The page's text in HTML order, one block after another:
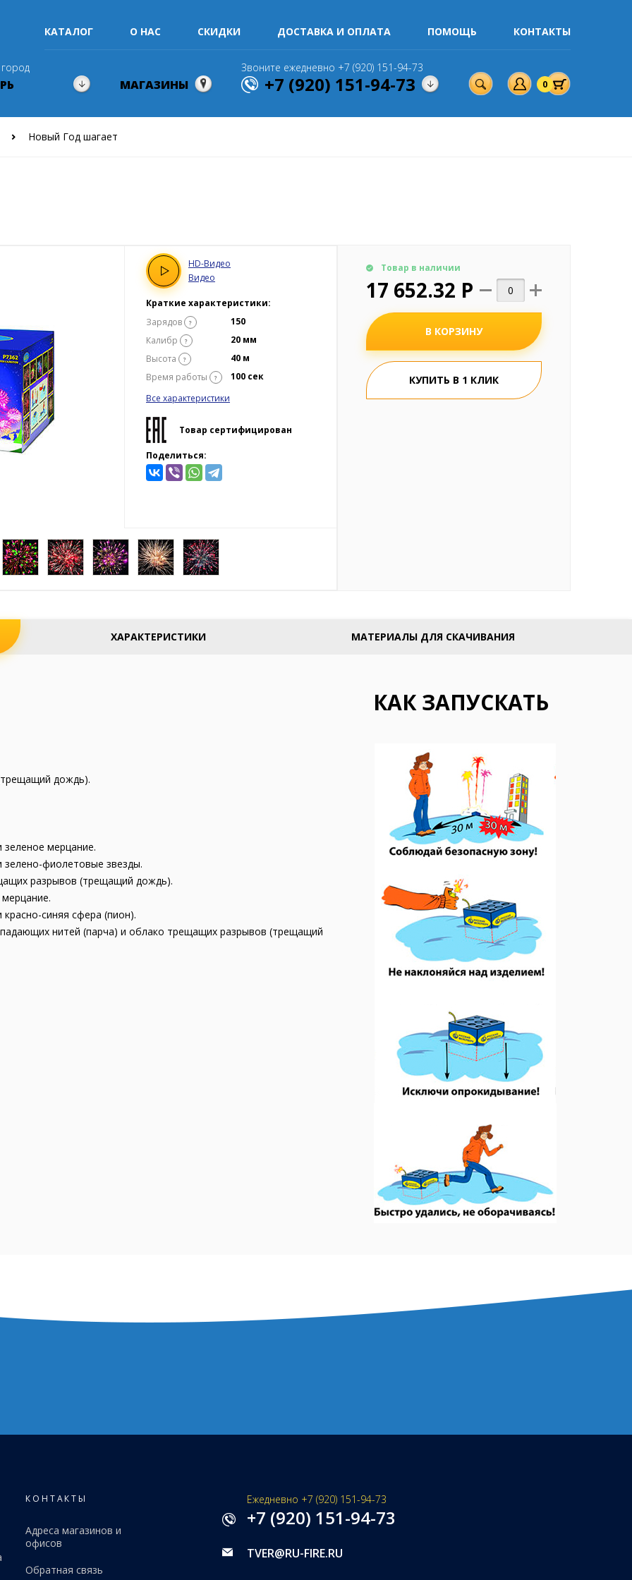
КАТАЛОГ О НАС СКИДКИ ДОСТАВКА И ОПЛАТА ПОМОЩЬ КОНТАКТЫ
МАГАЗИНЫ
Звоните ежедневно +7 (920) 151-94-73
+7 (920) 151-94-73 0
Новый Год шагает
HD-Видео
Видео
Краткие характеристики:
Зарядов
?
150
Калибр
?
20 мм
Высота
?
40 м
Время работы
?
100 сек
Все характеристики
Товар сертифицирован
Поделиться:
Товар в наличии
17 652.32 Р
В КОРЗИНУ
КУПИТЬ В 1 КЛИК
ХАРАКТЕРИСТИКИ МАТЕРИАЛЫ ДЛЯ СКАЧИВАНИЯ
дождь).
мерцание.
фиолетовые звезды.
разрывов (трещащий дождь).
синяя сфера (пион).
нитей (парча) и облако трещащих разрывов (трещащий
КАК ЗАПУСКАТЬ
КОНТАКТЫ
Адреса магазинов и
офисов
Обратная связь
Ежедневно +7 (920) 151-94-73
+7 (920) 151-94-73
TVER@RU-FIRE.RU